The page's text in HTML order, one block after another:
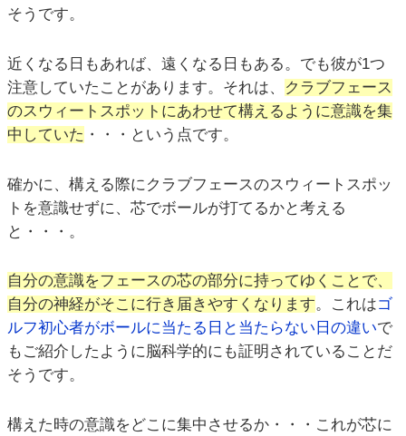
そうです。
近くなる日もあれば、遠くなる日もある。でも彼が1つ
注意していたことがあります。それは、
クラブフェース
のスウィートスポットにあわせて構えるように意識を集
中していた ・・・という点です。
確かに、構える際にクラブフェースのスウィートスポッ
トを意識せずに、芯でボールが打てるかと考える
と・・・。
自分の意識をフェースの芯の部分に持ってゆくことで、
自分の神経がそこに行き届きやすくなります。これはゴ
ルフ初心者がボールに当たる日と当たらない日の違いで
もご紹介したように脳科学的にも証明されていることだ
そうです。
構えた時の意識をどこに集中させるか・・・これが芯に